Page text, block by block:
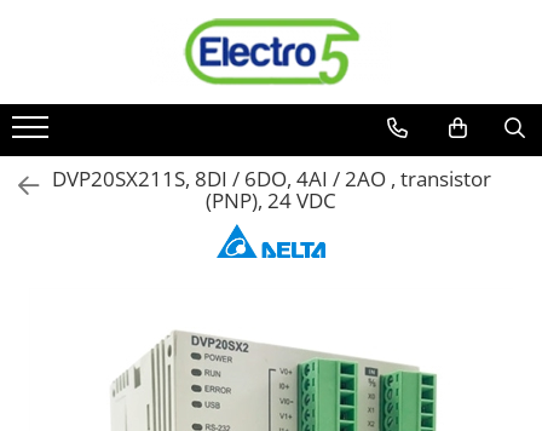
Sisteme de automatizare si control
Automate programabile
Seria DVP-Slim PLC-CPU
Mini-automat programabil (Relee
Seria iSMART IMO
Seria EASY EATON
DVP20SX211S, 8DI / 6DO, 4AI / 2AO , transistor
(PNP), 24 VDC